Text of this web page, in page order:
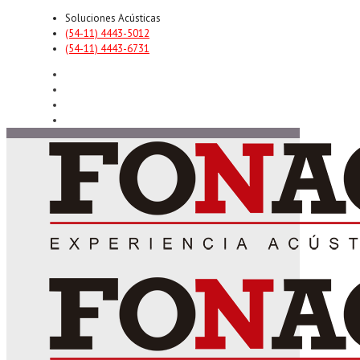
Soluciones Acústicas
(54-11) 4443-5012
(54-11) 4443-6731